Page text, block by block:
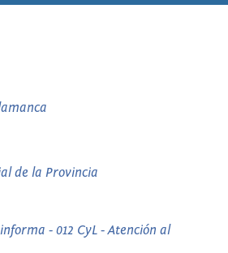
de la Provincia
- 012 CyL - Atención al